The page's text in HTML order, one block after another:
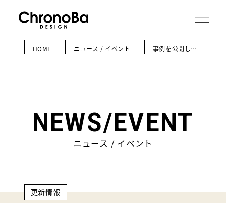
HOME ニュース / イベント 事例を公開しました。「而今いいかわ」
NEWS/EVENT
ニュース / イベント
更新情報